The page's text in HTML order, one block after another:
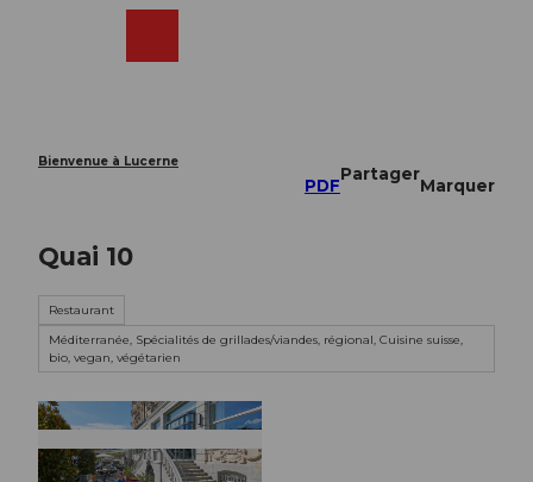
Bienvenue à Lucerne
PDF
Partager
Marquer
Quai 10
Restaurant
Méditerranée, Spécialités de grillades/viandes, régional, Cuisine suisse,
bio, vegan, végétarien